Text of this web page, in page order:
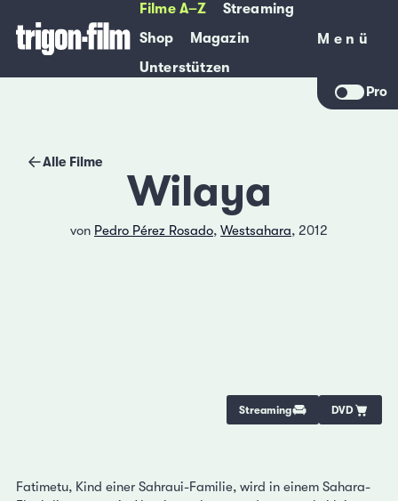
Filme A–Z
Streaming
Shop
Magazin
Unterstützen
Menü
Menü
Pro
Alle Filme
Wilaya
von Pedro Pérez Rosado, Westsahara, 2012
Streaming DVD
Fatimetu, Kind einer Sahraui-Familie, wird in einem Sahara-